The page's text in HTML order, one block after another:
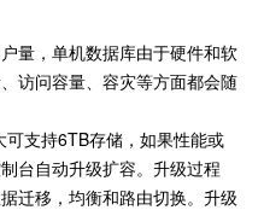
量，单机数据库由于硬件和软
访问容量、容灾等方面都会随
支持6TB存储，如果性能或
台自动升级扩容。升级过程
迁移，均衡和路由切换。升级